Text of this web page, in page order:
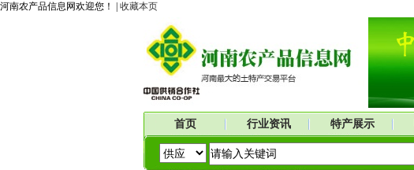
河南农产品信息网欢迎您！ | 收藏本页
首页 行业资讯 特产展示